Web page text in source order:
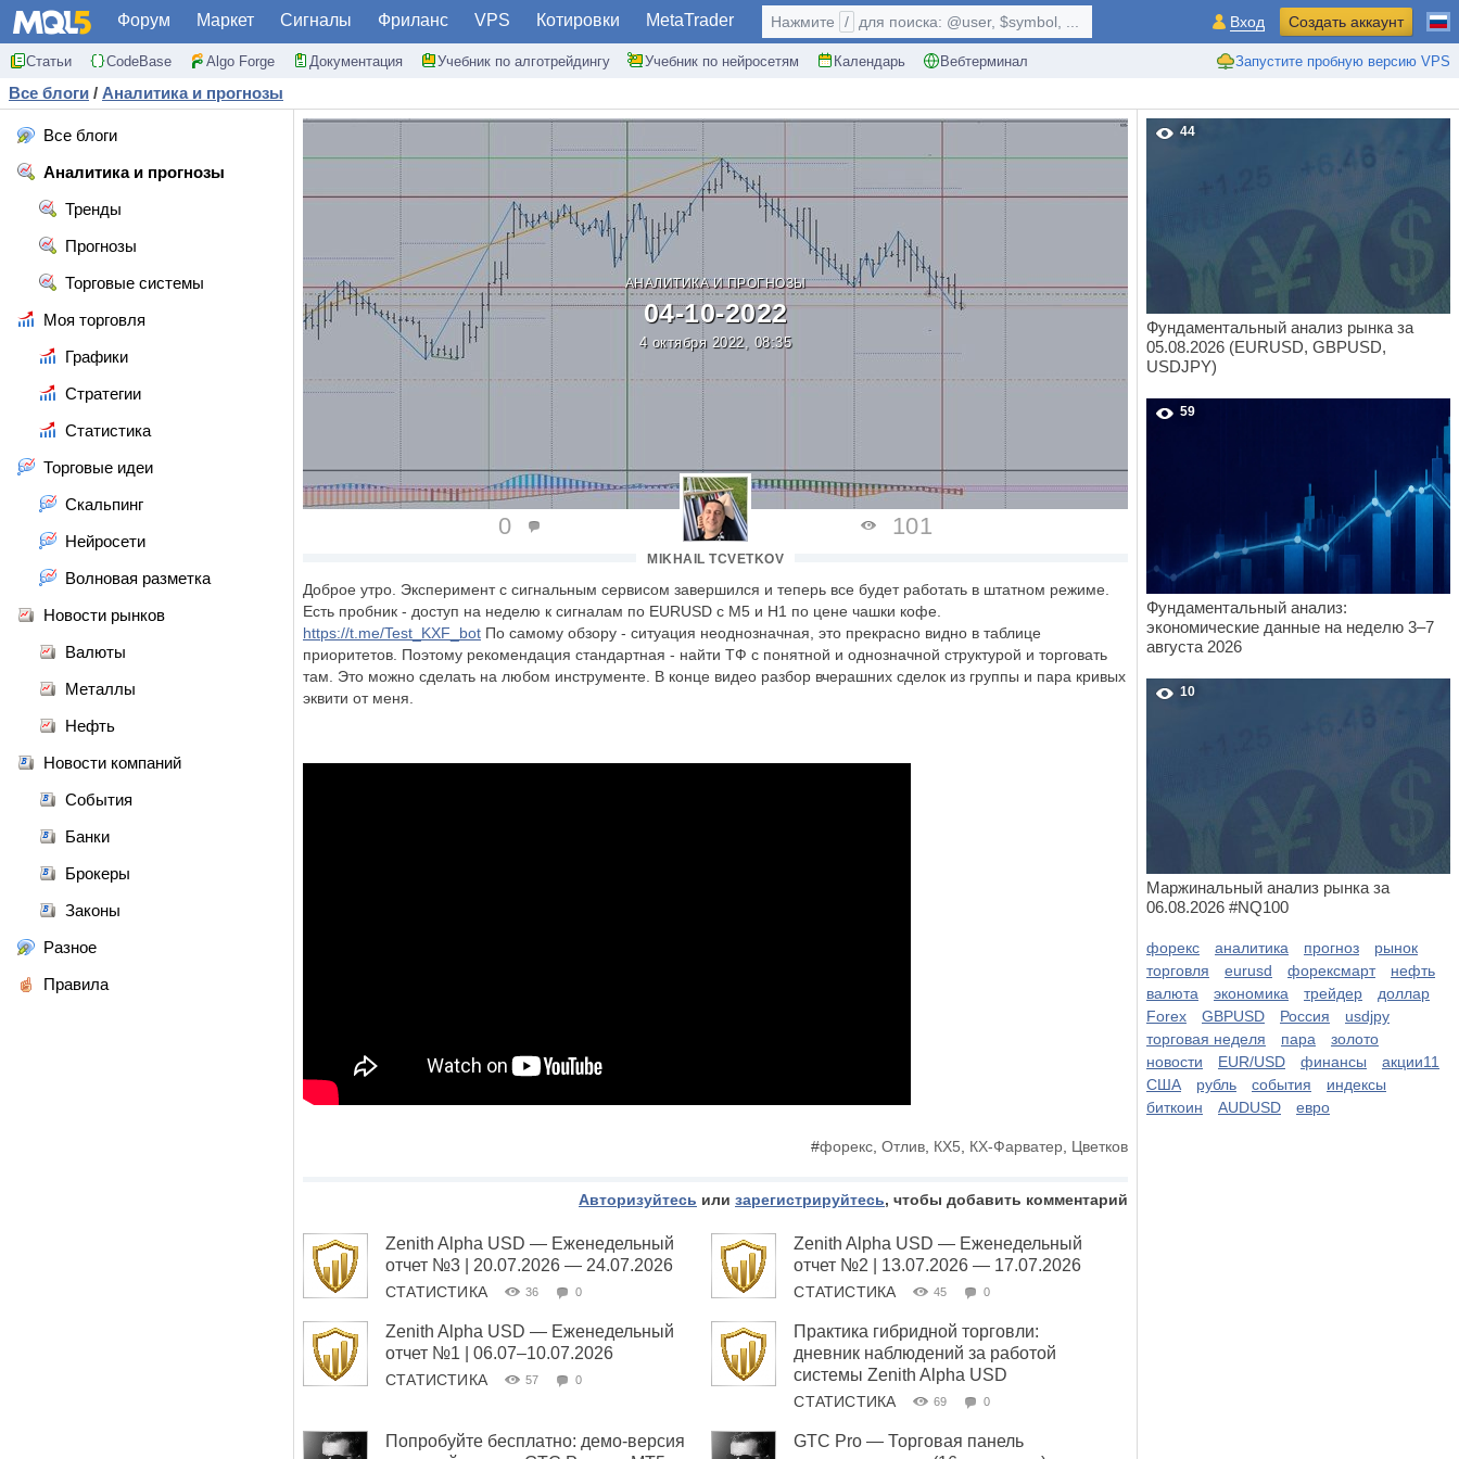
Форум Маркет Сигналы Фриланс VPS Котировки MetaTrader
Статьи CodeBase Algo Forge Документация Учебник по алготрейдингу Учебник по нейросетям Календарь Вебтерминал Запустите пробную версию VPS
Нажмите / для поиска: @user, $symbol, ... Вход Создать аккаунт
Все блоги / Аналитика и прогнозы
Все блоги
Аналитика и прогнозы
Тренды
Прогнозы
Торговые системы
Моя торговля
Графики
Стратегии
Статистика
Торговые идеи
Скальпинг
Нейросети
Волновая разметка
Новости рынков
Валюты
Металлы
Нефть
Новости компаний
События
Банки
Брокеры
Законы
Разное
Правила
АНАЛИТИКА И ПРОГНОЗЫ
04-10-2022
4 октября 2022, 08:35
MIKHAIL TCVETKOV
0 101
Доброе утро. Эксперимент с сигнальным сервисом завершился и теперь все будет работать в штатном режиме.
Есть пробник - доступ на неделю к сигналам по EURUSD с М5 и Н1 по цене чашки кофе.
https://t.me/Test_KXF_bot По самому обзору - ситуация неоднозначная, это прекрасно видно в таблице
приоритетов. Поэтому рекомендация стандартная - найти ТФ с понятной и однозначной структурой и торговать
там. Это можно сделать на любом инструменте. В конце видео разбор вчерашних сделок из группы и пара кривых
эквити от меня.
#форекс Отлив КХ5 КХ-Фарватер Цветков
Авторизуйтесь или зарегистрируйтесь, чтобы добавить комментарий
Zenith Alpha USD — Еженедельный
отчет №3 | 20.07.2026 — 24.07.2026
СТАТИСТИКА 36 0
Zenith Alpha USD — Еженедельный
отчет №2 | 13.07.2026 — 17.07.2026
СТАТИСТИКА 45 0
Zenith Alpha USD — Еженедельный
отчет №1 | 06.07–10.07.2026
СТАТИСТИКА 57 0
Практика гибридной торговли:
дневник наблюдений за работой
системы Zenith Alpha USD
СТАТИСТИКА 69 0
Попробуйте бесплатно: демо-версия
GTC Pro — Торговая панель
44
Фундаментальный анализ рынка за
05.08.2026 (EURUSD, GBPUSD,
USDJPY)
59
Фундаментальный анализ:
экономические данные на неделю 3–7
августа 2026
10
Маржинальный анализ рынка за
06.08.2026 #NQ100
форекс аналитика прогноз
рынок
торговля
eurusd форексмарт
нефть
валюта
экономика трейдер
доллар
Forex
GBPUSD Россия
usdjpy
торговая неделя
пара
золото
новости
EUR/USD финансы
акции11
США
рубль события
индексы
биткоин
AUDUSD евро